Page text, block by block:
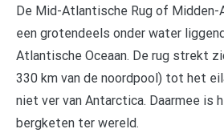
De Mid-Atlantische Rug of Midden-
een grotendeels onder water
Atlantische Oceaan. De rug strekt
330 km van de noordpool) tot het
niet ver van Antarctica. Daarmee is
bergketen ter wereld.